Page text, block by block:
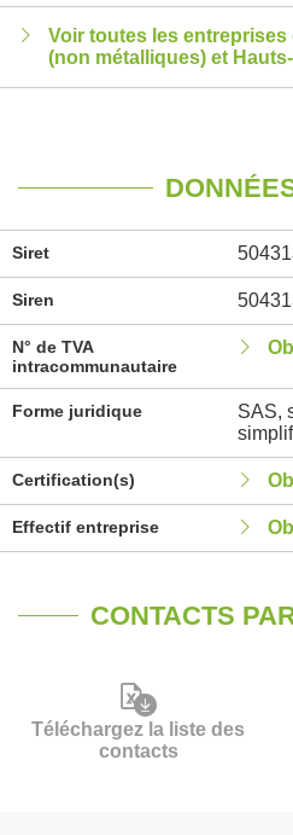
Voir toutes les
(non métalliques) et
Siret
Siren
N° de TVA
intracommunautaire
Forme juridique
SAS,
Certification(s)
Effectif entreprise
CONTACTS
Téléchargez la liste des
contacts